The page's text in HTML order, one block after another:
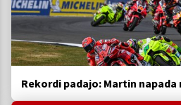
Rekordi padajo: Martin napada